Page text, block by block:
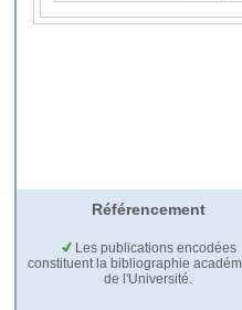
Référencement
Les publications encodées
constituent la bibliographie
de l'Université.